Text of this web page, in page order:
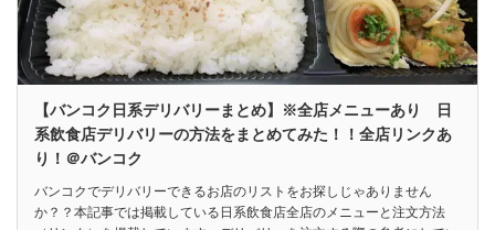
【バンコク日系デリバリーまとめ】※全店メニューあり 日
系飲食店デリバリーの方法をまとめてみた！！全店リンクあ
り！＠バンコク
バンコクでデリバリーできるお店のリストをお探しじゃありません
か？？本記事では掲載している日系飲食店全店のメニューと注文方法